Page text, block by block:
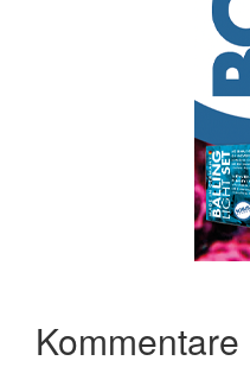
Kommentare